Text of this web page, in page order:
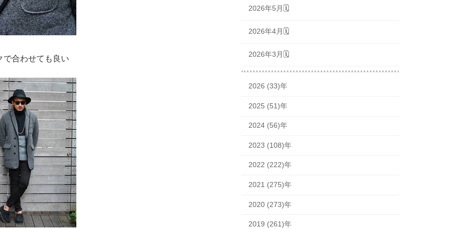
で合わせても良い
2026年5月🗓
2026年4月🗓
2026年3月🗓
2026 (33)年
2025 (51)年
2024 (56)年
2023 (108)年
2022 (222)年
2021 (275)年
2020 (273)年
2019 (261)年